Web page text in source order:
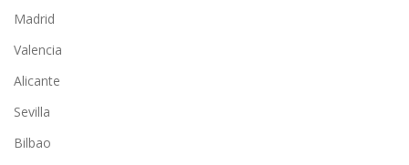
Madrid
Valencia
Alicante
Sevilla
Bilbao